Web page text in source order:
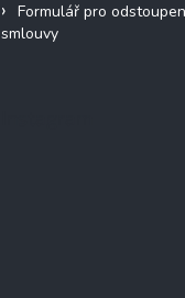
Formulář pro
smlouvy